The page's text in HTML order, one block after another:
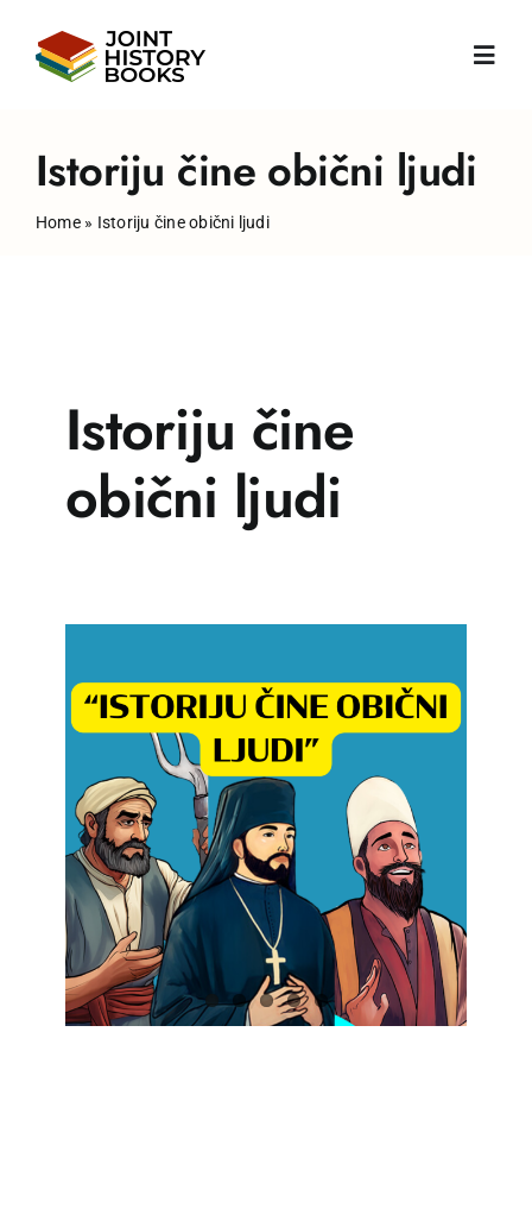
content
Početna
O nama
Publikacije
Prijatelji
Crnogorski
Istoriju čine obični ljudi
Home» Istoriju čine obični ljudi
Istoriju čine
obični ljudi